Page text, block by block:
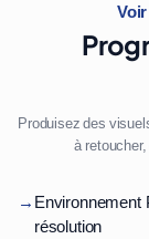
Produisez des
à
→ Environnement
résolution